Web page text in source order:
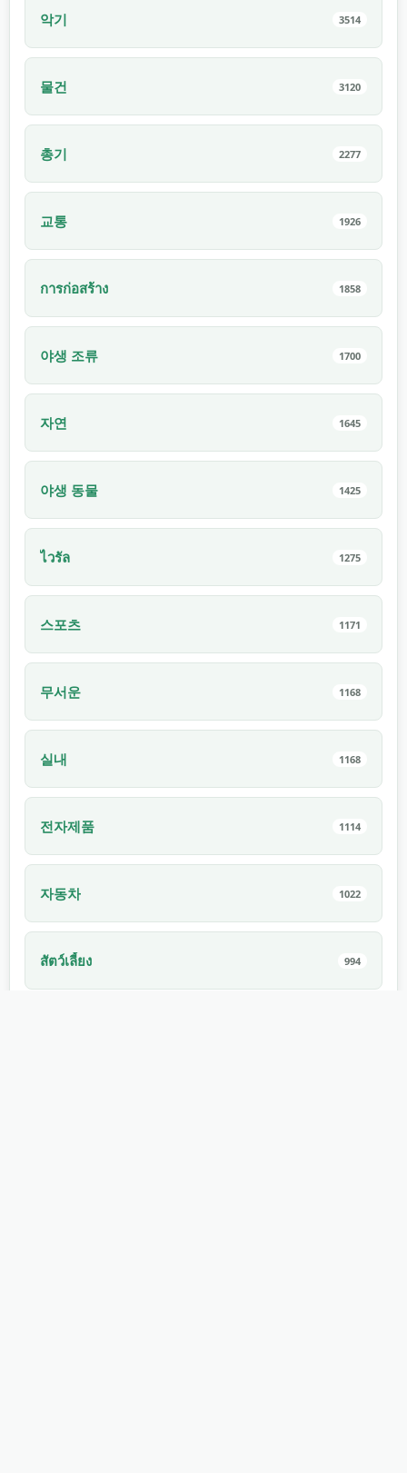
악기 3514
물건 3120
총기 2277
교통 1926
การก่อสร้าง 1858
야생 조류 1700
자연 1645
야생 동물 1425
ไวรัล 1275
스포츠 1171
무서운 1168
실내 1168
전자제품 1114
자동차 1022
สัตว์เลี้ยง 994